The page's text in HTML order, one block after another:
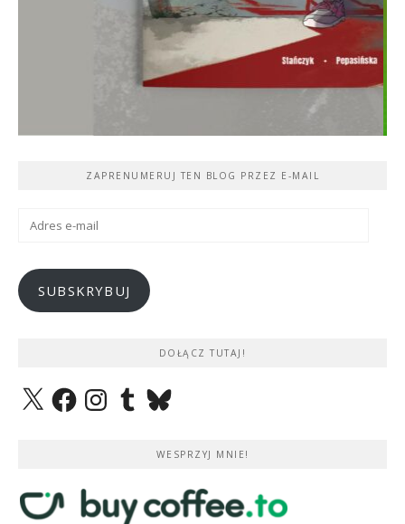
ZAPRENUMERUJ TEN BLOG PRZEZ E-MAIL
Adres
SUBSKRYBUJ
DOŁĄCZ TUTAJ!
X FacebookInstagramTumblrBluesky
WESPRZYJ MNIE!